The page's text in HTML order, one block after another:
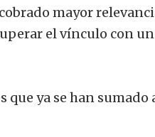
mayor
el vínculo con
que ya se han